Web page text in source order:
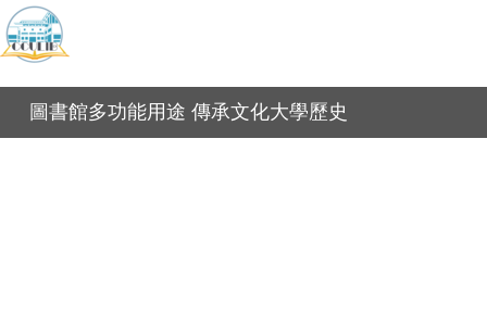
圖書館多功能用途 傳承文化大學歷史